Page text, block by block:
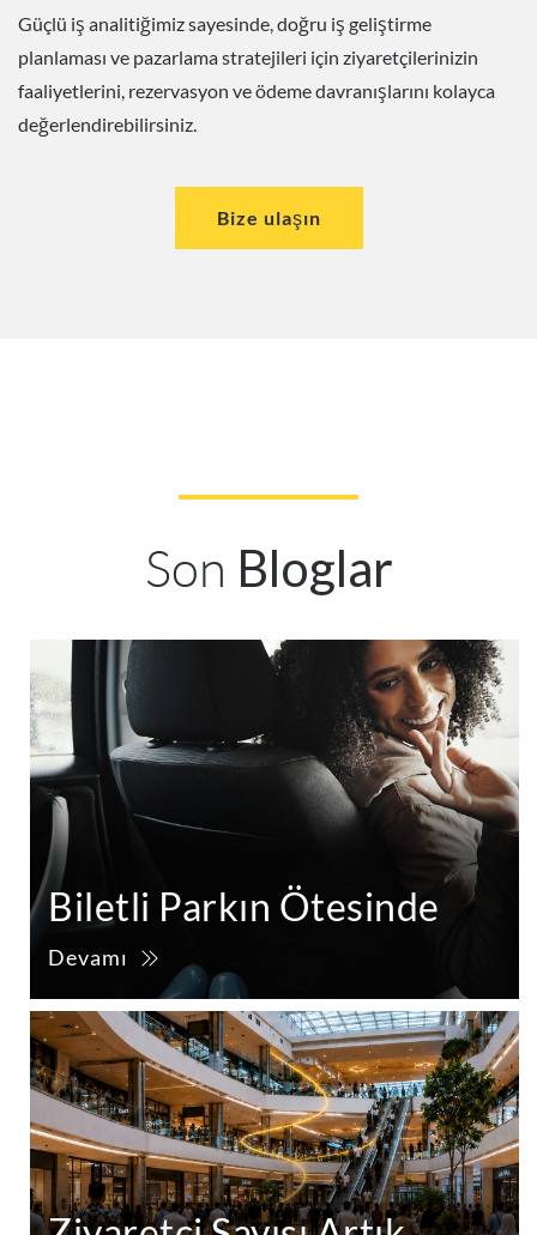
Güçlü iş analitiğimiz sayesinde, doğru iş geliştirme
planlaması ve pazarlama stratejileri için ziyaretçilerinizin
faaliyetlerini, rezervasyon ve ödeme davranışlarını kolayca
değerlendirebilirsiniz.
Bize ulaşın
Son Bloglar
Biletli Parkın Ötesinde
Devamı